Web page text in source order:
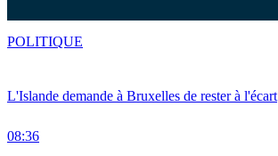
L'Islande demande à Bruxelles de rester à l'écart
08:36
POLITIQUE